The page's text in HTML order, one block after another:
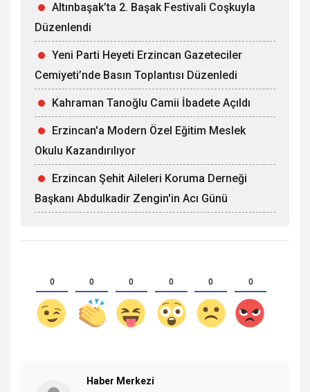
Altınbaşak’ta 2. Başak Festivali Coşkuyla
Düzenlendi
Yeni Parti Heyeti Erzincan Gazeteciler
Cemiyeti’nde Basın Toplantısı Düzenledi
Kahraman Tanoğlu Camii İbadete Açıldı
Erzincan'a Modern Özel Eğitim Meslek
Okulu Kazandırılıyor
Erzincan Şehit Aileleri Koruma Derneği
Başkanı Abdulkadir Zengin'in Acı Günü
0 0 0 0 0 0
Haber Merkezi